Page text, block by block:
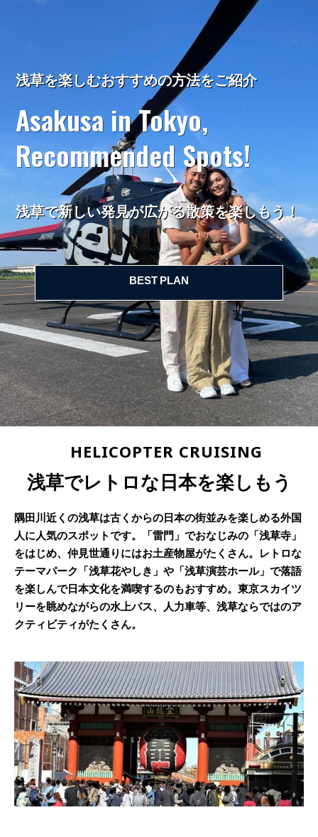
浅草を楽しむおすすめの方法をご紹介
Asakusa in Tokyo,
Recommended Spots!
浅草で新しい発見が広がる散策を楽しもう！
BEST PLAN
HELICOPTER CRUISING
浅草でレトロな日本を楽しもう
隅田川近くの浅草は古くからの日本の街並みを楽しめる外国
人に人気のスポットです。「雷門」でおなじみの「浅草寺」
をはじめ、仲見世通りにはお土産物屋がたくさん。レトロな
テーマパーク「浅草花やしき」や「浅草演芸ホール」で落語
を楽しんで日本文化を満喫するのもおすすめ。東京スカイツ
リーを眺めながらの水上バス、人力車等、浅草ならではのア
クティビティがたくさん。